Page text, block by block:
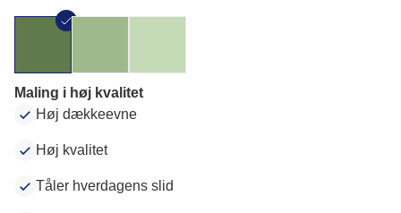
Maling i høj kvalitet
Høj dækkeevne
Høj kvalitet
Tåler hverdagens slid